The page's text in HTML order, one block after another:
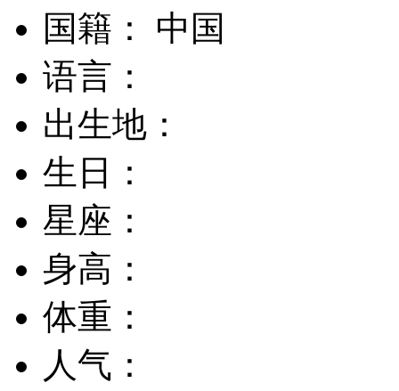
国籍： 中国
语言：
出生地：
生日：
星座：
身高：
体重：
人气：